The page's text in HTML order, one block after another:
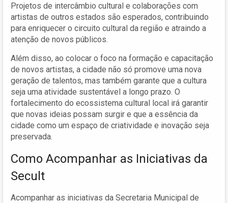
Projetos de intercâmbio cultural e colaborações com
artistas de outros estados são esperados, contribuindo
para enriquecer o circuito cultural da região e atraindo a
atenção de novos públicos.
Além disso, ao colocar o foco na formação e capacitação
de novos artistas, a cidade não só promove uma nova
geração de talentos, mas também garante que a cultura
seja uma atividade sustentável a longo prazo. O
fortalecimento do ecossistema cultural local irá garantir
que novas ideias possam surgir e que a essência da
cidade como um espaço de criatividade e inovação seja
preservada.
Como Acompanhar as Iniciativas da
Secult
Acompanhar as iniciativas da Secretaria Municipal de